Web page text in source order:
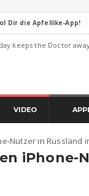
Dir die Apfellike-App!
keeps the Doctor
VIDEO
Nutzer in Russland
iPhone-